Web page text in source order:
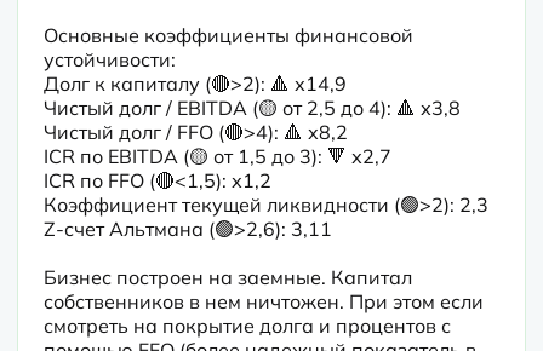
Основные коэффициенты финансовой
устойчивости:
Долг к капиталу (🔴>2): 🔺 х14,9
Чистый долг / EBITDA (🟡 от 2,5 до 4): 🔺 х3,8
Чистый долг / FFO (🔴>4): 🔺 х8,2
ICR по EBITDA (🟡 от 1,5 до 3): 🔻 х2,7
ICR по FFO (🔴<1,5): х1,2
Коэффициент текущей ликвидности (🟢>2): 2,3
Z-счет Альтмана (🟢>2,6): 3,11
Бизнес построен на заемные. Капитал
собственников в нем ничтожен. При этом если
смотреть на покрытие долга и процентов с